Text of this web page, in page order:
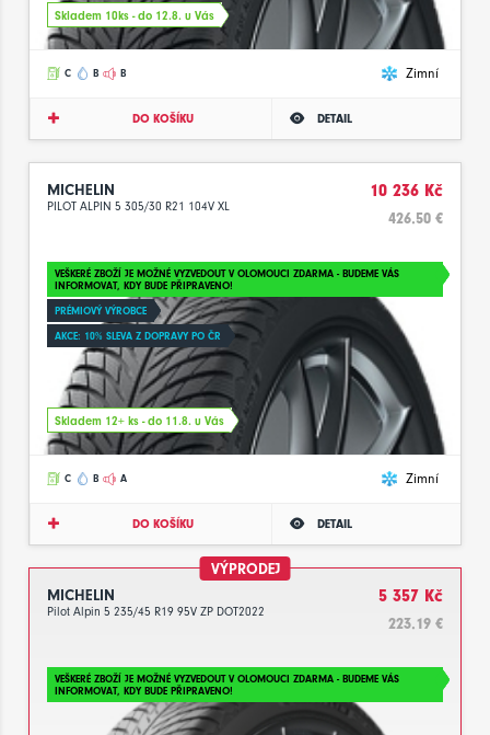
Skladem 10ks - do 12.8. u Vás
C B B Zimní
DO KOŠÍKU DETAIL
MICHELIN
PILOT ALPIN 5 305/30 R21 104V XL
10 236 Kč
426.50 €
VEŠKERÉ ZBOŽÍ JE MOŽNÉ VYZVEDOUT V OLOMOUCI ZDARMA - BUDEME VÁS
INFORMOVAT, KDY BUDE PŘIPRAVENO!
PRÉMIOVÝ VÝROBCE
AKCE: 10% SLEVA Z DOPRAVY PO ČR
Skladem 12+ ks - do 11.8. u Vás
C B A Zimní
DO KOŠÍKU DETAIL
VÝPRODEJ
MICHELIN
Pilot Alpin 5 235/45 R19 95V ZP DOT2022
5 357 Kč
223.19 €
VEŠKERÉ ZBOŽÍ JE MOŽNÉ VYZVEDOUT V OLOMOUCI ZDARMA - BUDEME VÁS
INFORMOVAT, KDY BUDE PŘIPRAVENO!